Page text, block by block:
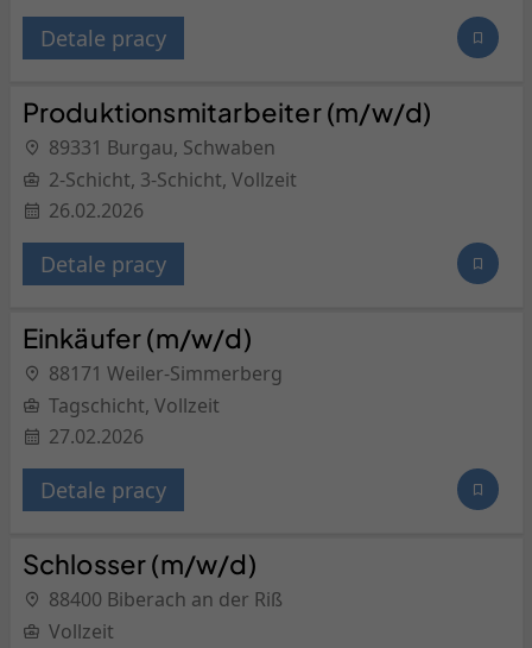
Detale pracy
Produktionsmitarbeiter (m/w/d)
89331 Burgau, Schwaben
2-Schicht, 3-Schicht, Vollzeit
26.02.2026
Detale pracy
Einkäufer (m/w/d)
88171 Weiler-Simmerberg
Tagschicht, Vollzeit
27.02.2026
Detale pracy
Schlosser (m/w/d)
88400 Biberach an der Riß
Vollzeit